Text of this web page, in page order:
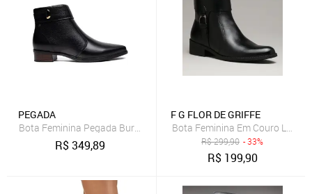
PEGADA
Bota Feminina Pegada Burnished Couro Salto Bloco Preto
R$349,89
F G FLOR DE GRIFFE
Bota Feminina Em Couro
R$299,90 - 33%
R$ 199,90